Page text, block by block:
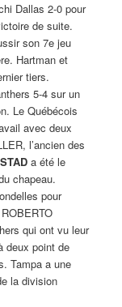
Dallas 2-0 pour
de suite.
son 7e jeu
Hartman et
tiers.
5-4 sur un
Le Québécois
avec deux
l’ancien des
a été le
chapeau.
pour
qui ont vu leur
deux point de
Tampa a une
la division